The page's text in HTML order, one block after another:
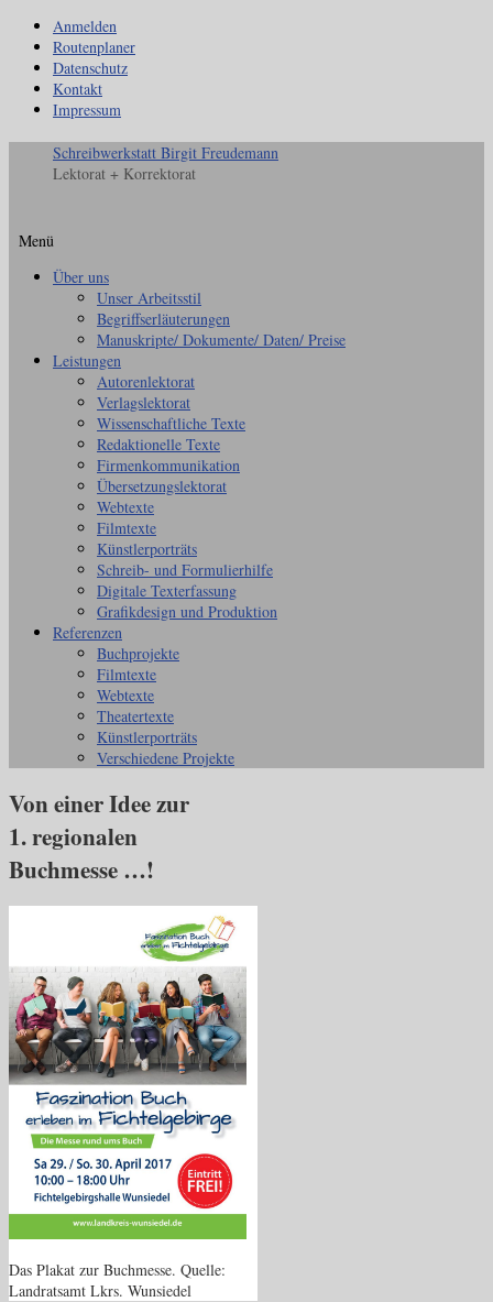
Anmelden
Routenplaner
Datenschutz
Kontakt
Impressum
Schreibwerkstatt Birgit Freudemann
Lektorat + Korrektorat
Menü
Zum
Über uns
Unser Arbeitsstil
Begriffserläuterungen
Manuskripte/ Dokumente/ Daten/ Preise
Leistungen
Autorenlektorat
Verlagslektorat
Wissenschaftliche Texte
Redaktionelle Texte
Firmenkommunikation
Übersetzungslektorat
Webtexte
Filmtexte
Künstlerporträts
Schreib- und Formulierhilfe
Digitale Texterfassung
Grafikdesign und Produktion
Referenzen
Buchprojekte
Filmtexte
Webtexte
Theatertexte
Künstlerporträts
Verschiedene Projekte
Von einer Idee zur
1. regionalen
Buchmesse …!
Das Plakat zur Buchmesse. Quelle:
Landratsamt Lkrs. Wunsiedel